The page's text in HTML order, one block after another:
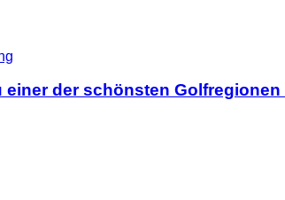
einer der schönsten